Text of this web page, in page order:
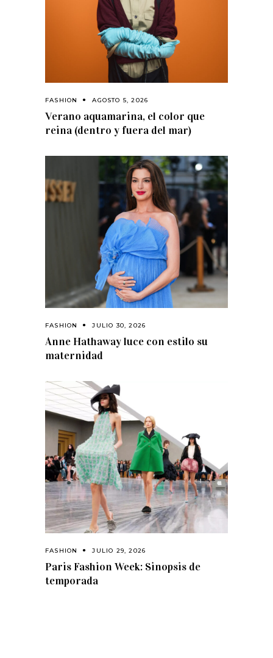
FASHION AGOSTO 5, 2026
Verano aquamarina, el color que
reina (dentro y fuera del mar)
FASHION JULIO 30, 2026
Anne Hathaway luce con estilo su
maternidad
FASHION JULIO 29, 2026
Paris Fashion Week: Sinopsis de
temporada